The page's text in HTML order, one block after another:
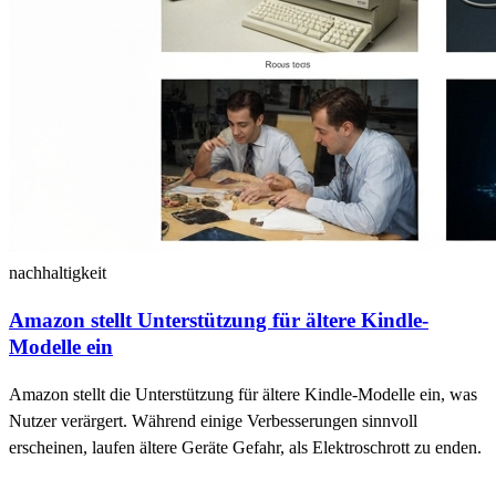
nachhaltigkeit
Amazon stellt Unterstützung für ältere Kindle-
Modelle ein
Amazon stellt die Unterstützung für ältere Kindle-Modelle ein, was
Nutzer verärgert. Während einige Verbesserungen sinnvoll
erscheinen, laufen ältere Geräte Gefahr, als Elektroschrott zu enden.